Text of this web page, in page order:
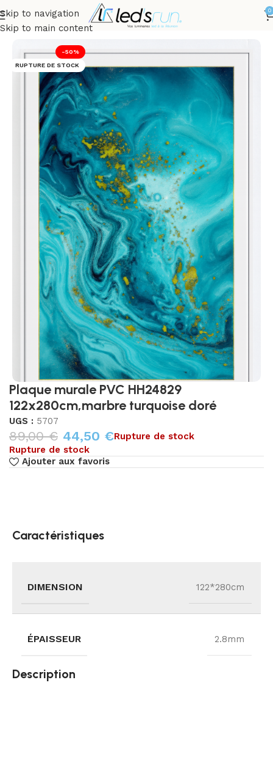
Skip to navigation
Skip to main content
0
Accueil INTÉRIEUR Décorations Murales
-50%
RUPTURE DE STOCK
Plaque murale PVC HH24829
122x280cm,marbre turquoise doré
UGS : 5707
89,00€ 44,50 €Rupture de stock
Rupture de stock
Ajouter aux favoris
Caractéristiques
DIMENSION 122*280cm
ÉPAISSEUR 2.8mm
Description